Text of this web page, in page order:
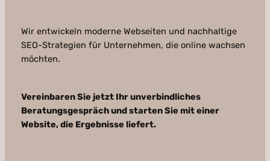
Wir entwickeln moderne Webseiten und nachhaltige
SEO-Strategien für Unternehmen, die online wachsen
möchten.
Vereinbaren Sie jetzt Ihr unverbindliches
Beratungsgespräch und starten Sie mit einer
Website, die Ergebnisse liefert.